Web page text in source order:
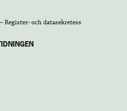
Register- och datasekretess
.